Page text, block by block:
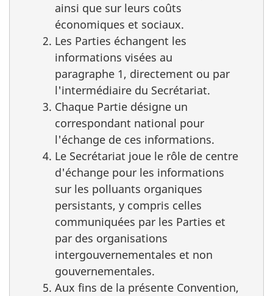
ainsi que sur leurs coûts
économiques et sociaux.
Les Parties échangent les
informations visées au
paragraphe 1, directement ou par
l'intermédiaire du Secrétariat.
Chaque Partie désigne un
correspondant national pour
l'échange de ces informations.
Le Secrétariat joue le rôle de centre
d'échange pour les informations
sur les polluants organiques
persistants, y compris celles
communiquées par les Parties et
par des organisations
intergouvernementales et non
gouvernementales.
Aux fins de la présente Convention,